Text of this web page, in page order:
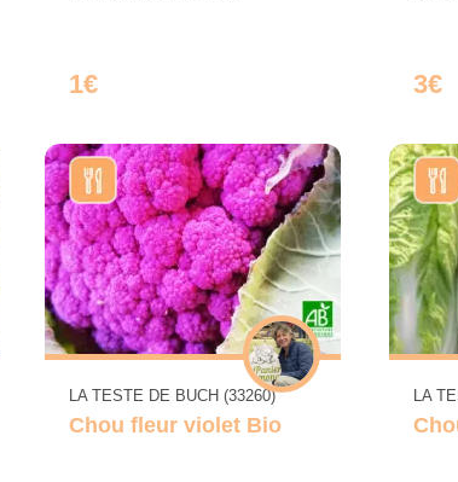
1€ 3€
LA TESTE DE BUCH (33260)
Chou fleur violet Bio
LA